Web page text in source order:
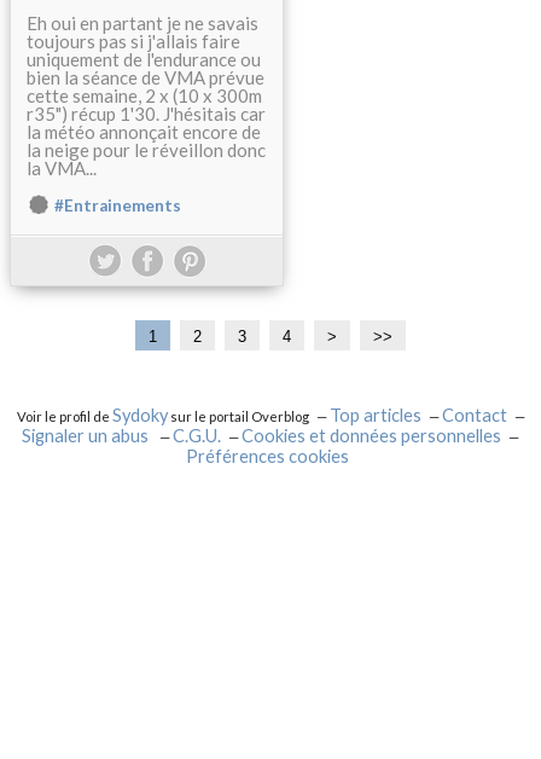
Eh oui en partant je ne savais
toujours pas si j'allais faire
uniquement de l'endurance ou
bien la séance de VMA prévue
cette semaine, 2 x (10 x 300m
r35") récup 1'30. J'hésitais car
la météo annonçait encore de
la neige pour le réveillon donc
la VMA...
#Entrainements
1 2 3 4 > >>
Voir le profil de Sydokysur le portail Overblog Top articles
Contact
Signaler un abus
C.G.U.
Cookies et données personnelles
Préférences cookies